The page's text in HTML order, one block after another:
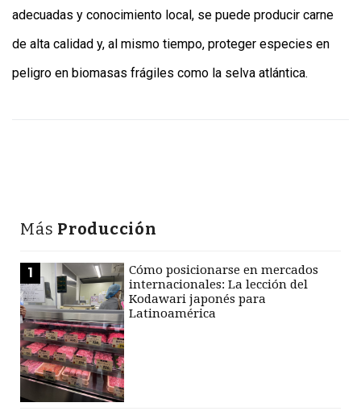
adecuadas y conocimiento local, se puede producir carne
de alta calidad y, al mismo tiempo, proteger especies en
peligro en biomasas frágiles como la selva atlántica.
Más Producción
1
Cómo posicionarse en mercados
internacionales: La lección del
Kodawari japonés para
Latinoamérica